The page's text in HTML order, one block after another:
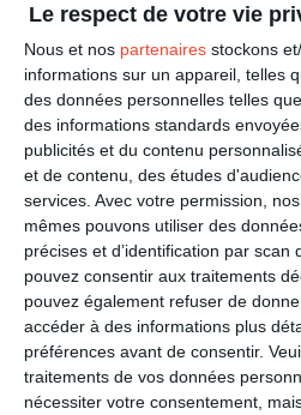
Le respect de votre vie
Nous et nos partenaires stockons
informations sur un appareil, telles
des données personnelles telles
des informations standards
publicités et du contenu
et de contenu, des études
services. Avec votre permission,
mêmes pouvons utiliser des
précises et d’identification par
pouvez consentir aux traitements
pouvez également refuser de
accéder à des informations plus
préférences avant de consentir.
traitements de vos données
nécessiter votre consentement,
Mail
SMS(1,80€,
Facebook, Twitter,
VOIR D'AUTRES
LES